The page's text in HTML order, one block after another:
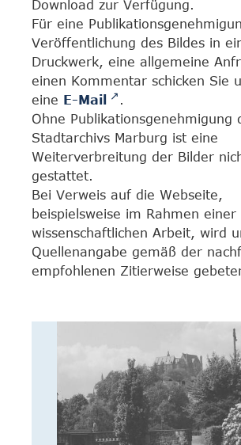
Download zur Verfügung.
Für eine
Veröffentlichung des Bildes in
Druckwerk, eine allgemeine
einen Kommentar schicken Sie
eine E-Mail
.
Ohne Publikationsgenehmigung
Stadtarchivs Marburg ist eine
Weiterverbreitung der Bilder
gestattet.
Bei Verweis auf die Webseite,
beispielsweise im Rahmen einer
wissenschaftlichen Arbeit, wird
Quellenangabe gemäß der
empfohlenen Zitierweise